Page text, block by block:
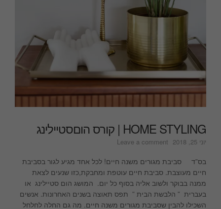
HOME STYLING | קורס הוםסטיילינג
יוני 25, 2018 Leave a comment
STYLING
|
קורס
הוםסטיילינג
בס”ד סביבת מגורים משנה חיים! לכל אחד מגיע לגור בסביבת
חיים מעוצבת. סביבת חיים עוטפת ומחבקת,כזו שנעים לצאת
ממנה בבוקר ולשוב אליה בסוף כל יום. המושג הום סטיילינג או
בעברית ” הלבשת הבית ” תפס תאוצה בשנים האחרונות. אנשים
השכילו להבין שסביבת מגורים משנה חיים. מה גם החלה לחלחל